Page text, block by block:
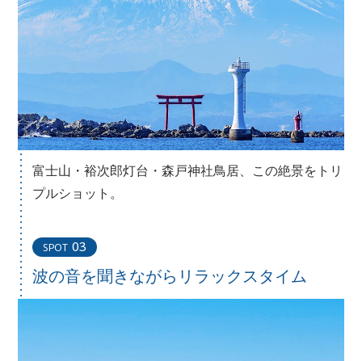
富士山・裕次郎灯台・森戸神社鳥居、この絶景をトリ
プルショット。
SPOT 03
波の音を聞きながら リラックスタイム